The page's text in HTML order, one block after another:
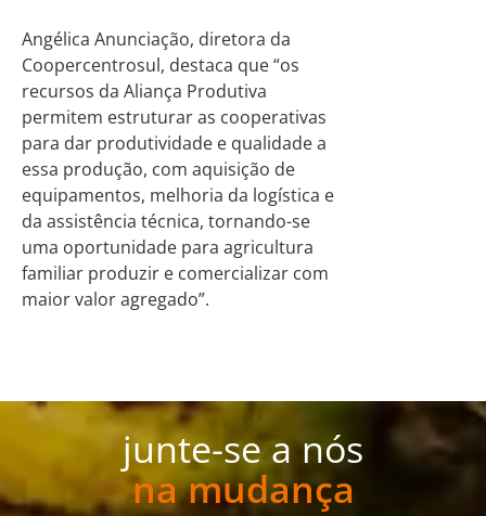
Angélica Anunciação, diretora da
Coopercentrosul, destaca que “os
recursos da Aliança Produtiva
permitem estruturar as cooperativas
para dar produtividade e qualidade a
essa produção, com aquisição de
equipamentos, melhoria da logística e
da assistência técnica, tornando-se
uma oportunidade para agricultura
familiar produzir e comercializar com
maior valor agregado”.
junte-se a nós
na mudança